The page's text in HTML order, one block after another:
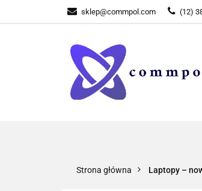
sklep@commpol.com (12)
Strona główna Laptopy –